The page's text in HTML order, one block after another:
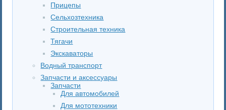
Прицепы
Сельхозтехника
Строительная техника
Тягачи
Экскаваторы
Водный транспорт
Запчасти и аксессуары
Запчасти
Для автомобилей
Для мототехники